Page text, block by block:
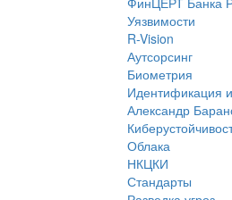
Уязвимости
R-Vision
Аутсорсинг
Биометрия
Идентификация
Александр
Облака
НКЦКИ
Стандарты